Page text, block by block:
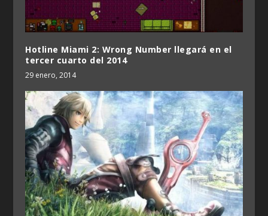
Hotline Miami 2: Wrong Number llegará en el
tercer cuarto del 2014
29 enero, 2014